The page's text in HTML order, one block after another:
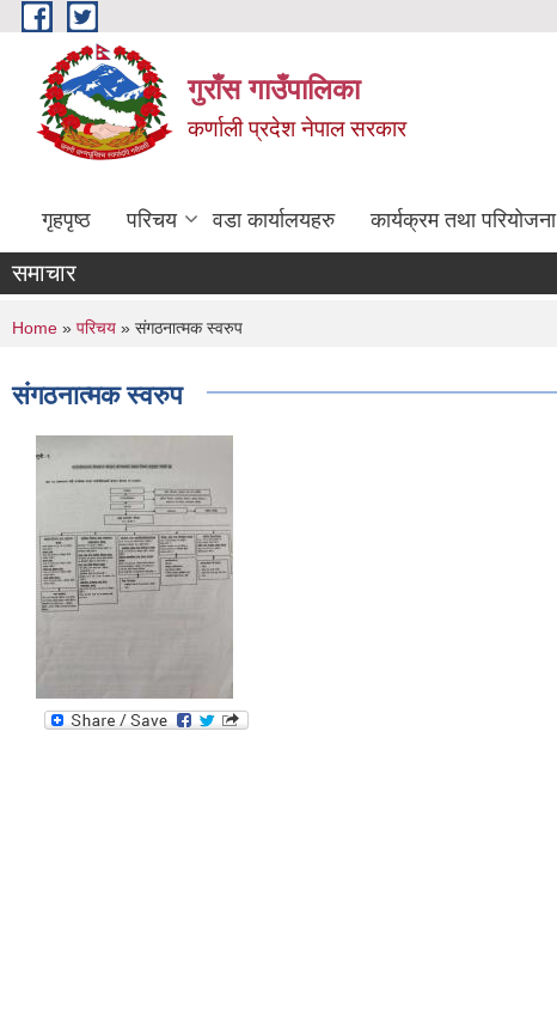
Skip to main content
गुराँस गाउँपालिका
कर्णाली प्रदेश नेपाल सरकार
गृहपृष्ठ परिचय वडा कार्यालयहरु कार्यक्रम तथा परियोजना
समाचार
You are here
Home » परिचय » संगठनात्मक स्वरुप
संगठनात्मक स्वरुप